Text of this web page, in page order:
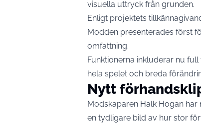
visuella uttryck från grunden.
Enligt projektets
Modden presenterades först
omfattning.
Funktionerna inkluderar nu
hela spelet och breda
Nytt
Modskaparen Halk Hogan
en tydligare bild av hur stor